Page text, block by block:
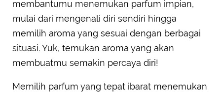
Tips Tambahan Memilih Parfum
membantumu menemukan parfum impian,
mulai dari mengenali diri sendiri hingga
memilih aroma yang sesuai dengan berbagai
situasi. Yuk, temukan aroma yang akan
membuatmu semakin percaya diri!
Memilih parfum yang tepat ibarat menemukan